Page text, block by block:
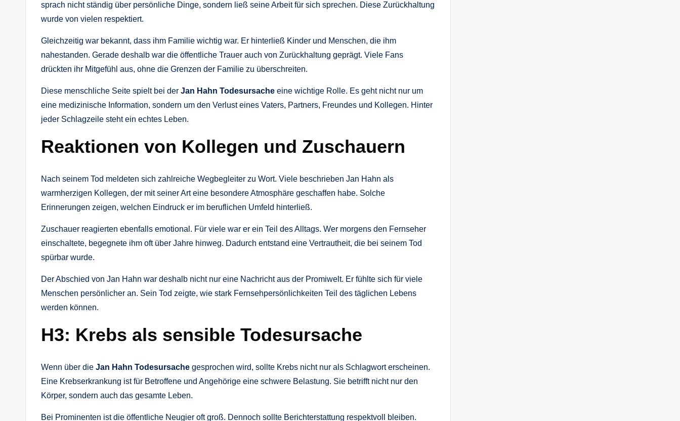
sprach nicht ständig über persönliche Dinge, sondern ließ seine Arbeit für sich sprechen. Diese Zurückhaltung
wurde von vielen respektiert.
Gleichzeitig war bekannt, dass ihm Familie wichtig war. Er hinterließ Kinder und Menschen, die ihm
nahestanden. Gerade deshalb war die öffentliche Trauer auch von Zurückhaltung geprägt. Viele Fans
drückten ihr Mitgefühl aus, ohne die Grenzen der Familie zu überschreiten.
Diese menschliche Seite spielt bei der Jan Hahn Todesursache eine wichtige Rolle. Es geht nicht nur um
eine medizinische Information, sondern um den Verlust eines Vaters, Partners, Freundes und Kollegen. Hinter
jeder Schlagzeile steht ein echtes Leben.
Reaktionen von Kollegen und Zuschauern
Nach seinem Tod meldeten sich zahlreiche Wegbegleiter zu Wort. Viele beschrieben Jan Hahn als
warmherzigen Kollegen, der mit seiner Art eine besondere Atmosphäre geschaffen habe. Solche
Erinnerungen zeigen, welchen Eindruck er im beruflichen Umfeld hinterließ.
Zuschauer reagierten ebenfalls emotional. Für viele war er ein Teil des Alltags. Wer morgens den Fernseher
einschaltete, begegnete ihm oft über Jahre hinweg. Dadurch entstand eine Vertrautheit, die bei seinem Tod
spürbar wurde.
Der Abschied von Jan Hahn war deshalb nicht nur eine Nachricht aus der Promiwelt. Er fühlte sich für viele
Menschen persönlicher an. Sein Tod zeigte, wie stark Fernsehpersönlichkeiten Teil des täglichen Lebens
werden können.
H3: Krebs als sensible Todesursache
Wenn über die Jan Hahn Todesursache gesprochen wird, sollte Krebs nicht nur als Schlagwort erscheinen.
Eine Krebserkrankung ist für Betroffene und Angehörige eine schwere Belastung. Sie betrifft nicht nur den
Körper, sondern auch das gesamte Leben.
Bei Prominenten ist die öffentliche Neugier oft groß. Dennoch sollte Berichterstattung respektvoll bleiben.